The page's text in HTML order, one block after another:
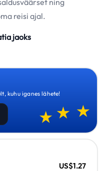
ning
reisi ajal.
jaoks
kuhu iganes lähete!
US$1.27